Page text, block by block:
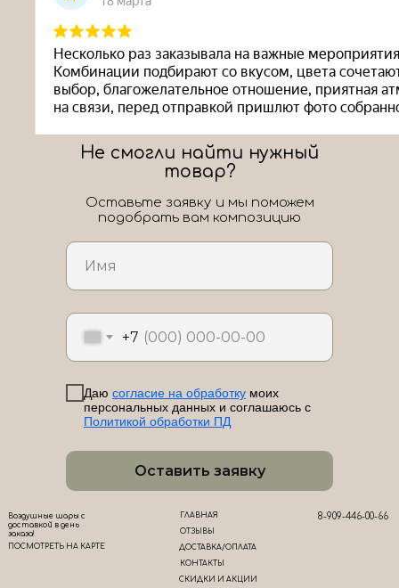
ЛоШАРик на карте Новороссийска — Яндекс Карты
+7
Даю согласие на обработку моих
персональных данных и соглашаюсь с
Политикой обработки ПД
Оставить заявку
Не смогли найти нужный
товар?
Оставьте заявку и мы поможем
подобрать вам композицию
ОТЗЫВЫ
ГЛАВНАЯ
ДОСТАВКА/ОПЛАТА
СКИДКИ И АКЦИИ
КОНТАКТЫ
8-909-446-00-66
Воздушные шары с
доставкой в день
заказа!
ПОСМОТРЕТЬ НА КАРТЕ